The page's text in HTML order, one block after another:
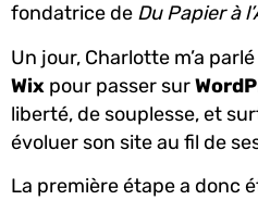
fondatrice de Du Papier à
Un jour, Charlotte m’a
Wix pour passer sur
liberté, de souplesse, et
évoluer son site au fil de
La première étape a donc